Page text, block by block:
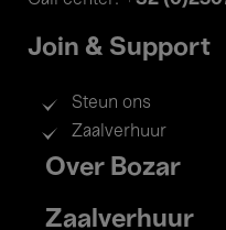
Join & Support
Steun ons
Zaalverhuur
Footer
menu
Over Bozar
Zaalverhuur